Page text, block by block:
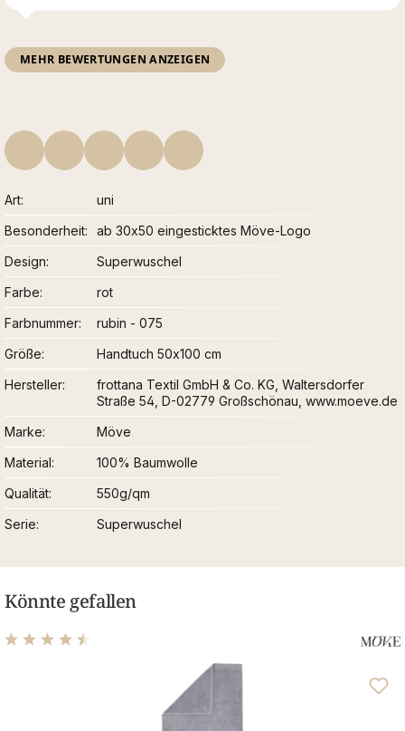
MEHR BEWERTUNGEN ANZEIGEN
Art
uni
Besonderheit
ab 30x50 eingesticktes Möve-Logo
Design
Superwuschel
Farbe
rot
Farbnummer
rubin - 075
Größe
Handtuch 50x100 cm
Hersteller
frottana Textil GmbH & Co. KG, Waltersdorfer
Straße 54, D-02779 Großschönau, www.moeve.de
Marke
Möve
Material
100% Baumwolle
Qualität
550g/qm
Serie
Superwuschel
Könnte gefallen
Durchschnittliche Bewertung von 4.48 von 5 Sternen